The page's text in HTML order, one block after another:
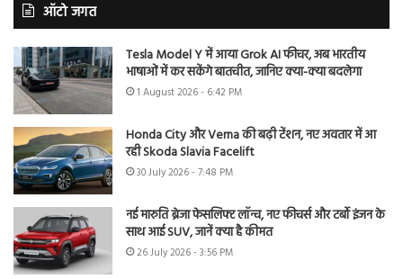
ऑटो जगत
Tesla Model Y में आया Grok AI फीचर, अब भारतीय
भाषाओं में कर सकेंगे बातचीत, जानिए क्या-क्या बदलेगा
1 August 2026 - 6:42 PM
Honda City और Verna की बढ़ी टेंशन, नए अवतार में आ
रही Skoda Slavia Facelift
30 July 2026 - 7:48 PM
नई मारुति ब्रेजा फेसलिफ्ट लॉन्च, नए फीचर्स और टर्बो इंजन के
साथ आई SUV, जानें क्या है कीमत
26 July 2026 - 3:56 PM